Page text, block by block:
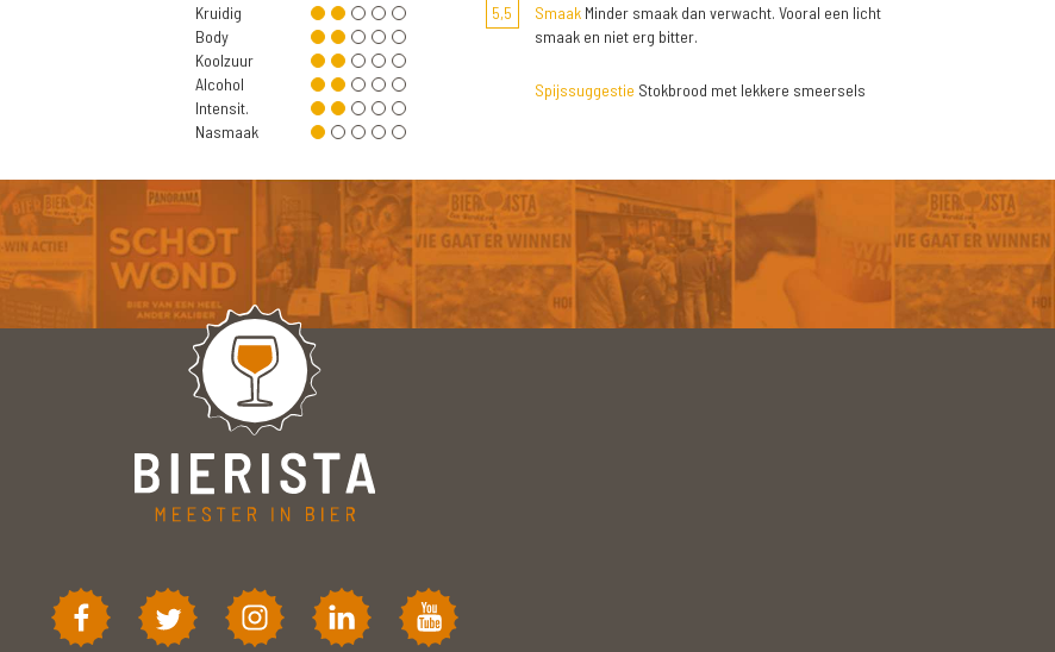
Kruidig
Body
Koolzuur
Alcohol
Intensit.
Nasmaak
5,5 SmaakMinder smaak dan verwacht. Vooral een licht
smaak en niet erg bitter.
Spijssuggestie Stokbrood met lekkere smeersels